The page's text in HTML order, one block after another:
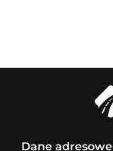
Dane adresowe